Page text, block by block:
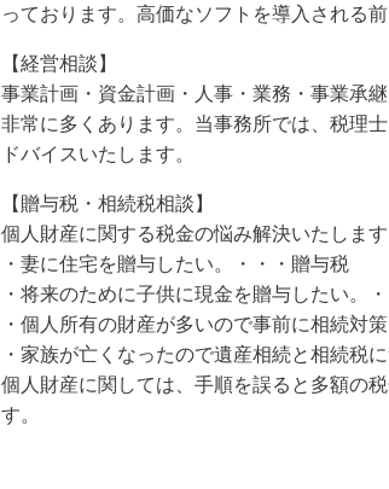
っております。高価なソフトを導入される
【経営相談】
事業計画・資金計画・人事・業務・事業承
非常に多くあります。当事務所では、税理
ドバイスいたします。
【贈与税・相続税相談】
個人財産に関する税金の悩み解決いたします
・妻に住宅を贈与したい。・・・贈与税
・将来のために子供に現金を贈与したい。
・個人所有の財産が多いので事前に相続対
・家族が亡くなったので遺産相続と相続税
個人財産に関しては、手順を誤ると多額の
す。